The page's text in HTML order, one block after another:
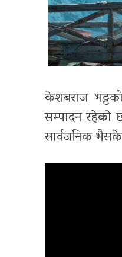
केशबराज
सम्पादन रहेको
सार्वजनिक